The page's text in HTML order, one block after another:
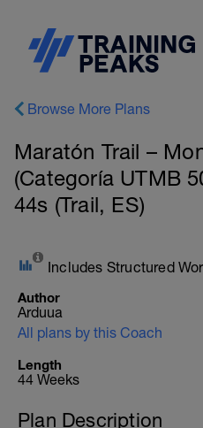
Browse More Plans
Maratón Trail –
(Categoría UTMB
44s (Trail, ES)
Includes Structured
Author
Arduua
All plans by this Coach
Length
44 Weeks
Plan Description